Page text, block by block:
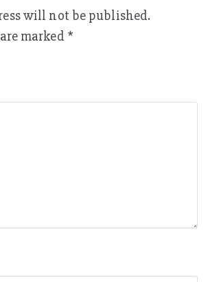
will not be published.
marked *